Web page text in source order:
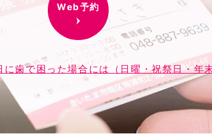
Web予約
に歯で困った場合には（日曜・祝祭日・年